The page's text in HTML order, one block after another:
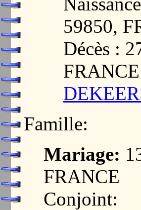
59850,
Décès :
FRANCE
Famille:
Mariage:
FRANCE
Conjoint: